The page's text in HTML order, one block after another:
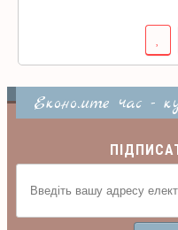
Економте час -